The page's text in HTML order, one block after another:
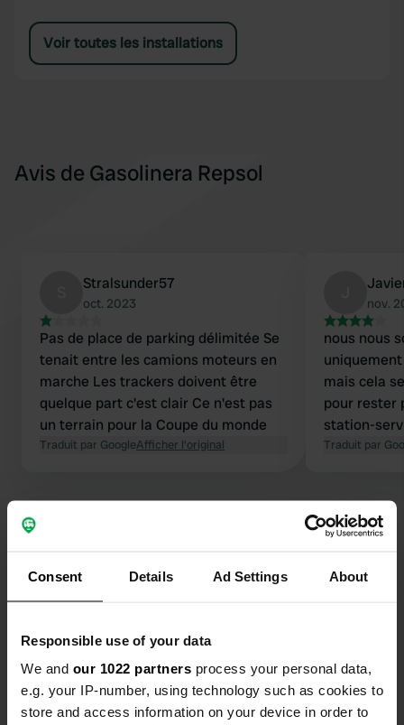
Consent Details Ad Settings About
Responsible use of your data
We and our 1022 partners process your personal data,
e.g. your IP-number, using technology such as cookies to
store and access information on your device in order to
Voir toutes les installations
Avis de Gasolinera Repsol
Stralsunder57
oct. 2023
Pas de place de parking délimitée Se
tenait entre les camions moteurs en
marche Les trackers doivent être
quelque part c'est clair Ce n'est pas
un terrain pour la Coupe du monde
Traduit par GoogleAfficher l'original
nov.
nous nous
mais cela
pour rester
station-
des fruits
Traduit par
Contact
Autovía Ruta de la Plata
Guillena, Espagne
Coordonnées